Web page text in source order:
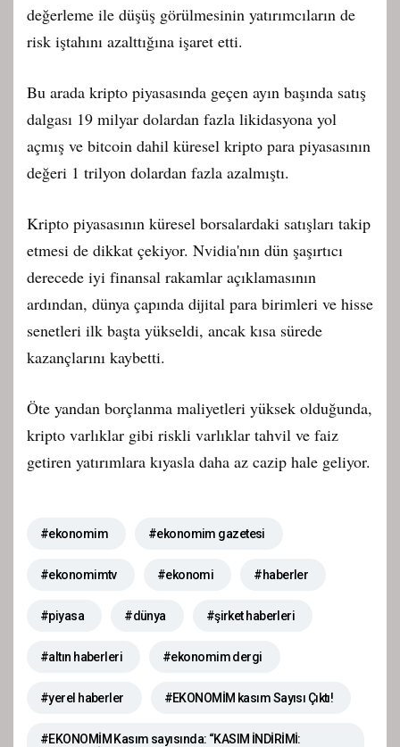
değerleme ile düşüş görülmesinin yatırımcıların de
risk iştahını azalttığına işaret etti.
Bu arada kripto piyasasında geçen ayın başında satış
dalgası 19 milyar dolardan fazla likidasyona yol
açmış ve bitcoin dahil küresel kripto para piyasasının
değeri 1 trilyon dolardan fazla azalmıştı.
Kripto piyasasının küresel borsalardaki satışları takip
etmesi de dikkat çekiyor. Nvidia'nın dün şaşırtıcı
derecede iyi finansal rakamlar açıklamasının
ardından, dünya çapında dijital para birimleri ve hisse
senetleri ilk başta yükseldi, ancak kısa sürede
kazançlarını kaybetti.
Öte yandan borçlanma maliyetleri yüksek olduğunda,
kripto varlıklar gibi riskli varlıklar tahvil ve faiz
getiren yatırımlara kıyasla daha az cazip hale geliyor.
#ekonomim #ekonomim gazetesi
#ekonomimtv #ekonomi #haberler
#piyasa #dünya #şirket haberleri
#altın haberleri #ekonomim dergi
#yerel haberler #EKONOMİM kasım Sayısı Çıktı!
#EKONOMİM Kasım sayısında: “KASIM İNDİRİMİ: